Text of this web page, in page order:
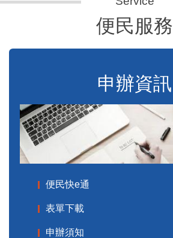
便民服務
申辦資訊
便民快e通
表單下載
申辦須知